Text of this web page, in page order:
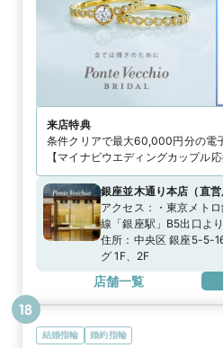
来店特典
条件クリアで最大60,000円分の電
【マイナビウエディングカップル
銀座並木通り本店 （直
アクセス：
・東京メト
線「銀座駅」B5出口よ
東北線「有楽町駅」中
住所： 中央区 銀座5-5-
グ 1F、2F
店舗一覧
結婚指輪 婚約指輪
18